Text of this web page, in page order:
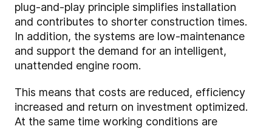
plug-and-play principle simplifies installation
and contributes to shorter construction times.
In addition, the systems are low-maintenance
and support the demand for an intelligent,
unattended engine room.
This means that costs are reduced, efficiency
increased and return on investment optimized.
At the same time working conditions are